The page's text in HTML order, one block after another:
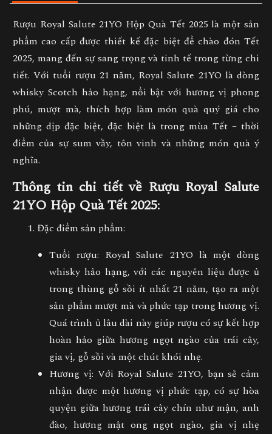
Rượu Royal Salute 21YO Hộp Quà Tết 2025 là một sản
phẩm cao cấp được thiết kế đặc biệt để chào đón Tết
2025, mang đến sự sang trọng và tinh tế trong từng chi
tiết. Với tuổi rượu 21 năm, Royal Salute 21YO là dòng
whisky Scotch hảo hạng, nổi bật với hương vị phong
phú, mượt mà, thích hợp làm món quà quý giá cho
những dịp đặc biệt, đặc biệt là trong mùa Tết – thời
điểm của sự sum vầy, tôn vinh và những món quà ý
nghĩa.
Thông tin chi tiết về Rượu Royal Salute
21YO Hộp Quà Tết 2025:
Đặc điểm sản phẩm:
Tuổi rượu: Royal Salute 21YO là một dòng
whisky hảo hạng, với các nguyên liệu được ủ
trong thùng gỗ sồi ít nhất 21 năm, tạo ra một
sản phẩm mượt mà và phức tạp trong hương vị.
Quá trình ủ lâu dài này giúp rượu có sự kết hợp
hoàn hảo giữa hương ngọt ngào của trái cây,
gia vị, gỗ sồi và một chút khói nhẹ.
Hương vị: Với Royal Salute 21YO, bạn sẽ cảm
nhận được một hương vị phức tạp, có sự hòa
quyện giữa hương trái cây chín như mận, anh
đào, hương mật ong ngọt ngào, gia vị nhẹ